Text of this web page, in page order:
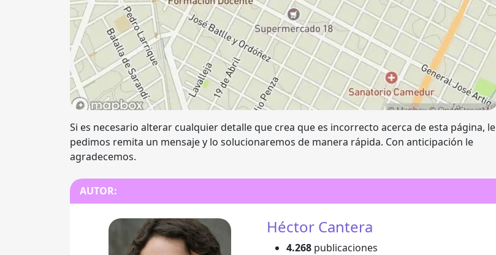
Si es necesario alterar cualquier detalle que crea que es incorrecto acerca de esta página, le
pedimos remita un mensaje y lo solucionaremos de manera rápida. Con anticipación le
agradecemos.
AUTOR:
Héctor Cantera
4.268 publicaciones